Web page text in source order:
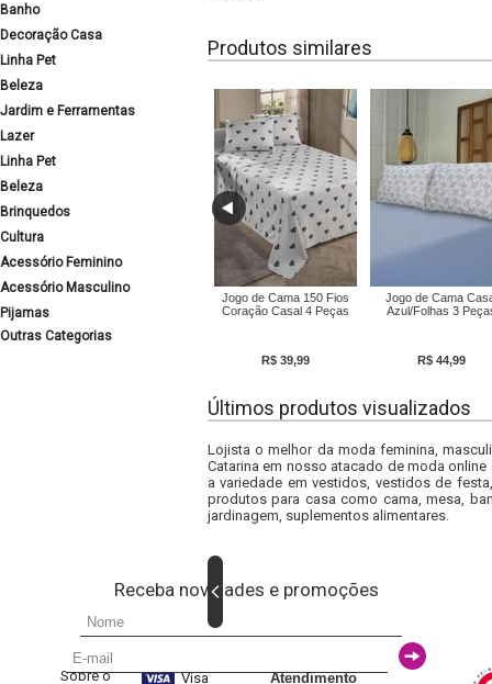
Banho
Decoração Casa
Linha Pet
Beleza
Jardim e Ferramentas
Lazer
Linha Pet
Beleza
Brinquedos
Cultura
Acessório Feminino
Acessório Masculino
Pijamas
Outras Categorias
Produtos similares
Jogo de Cama 150 Fios
Coração Casal 4 Peças
R$ 39,99
Jogo de Cama
Azul/Folhas 3
R$ 44,99
Últimos produtos visualizados
Lojista o melhor da moda feminina,
Catarina em nosso atacado de moda
a variedade em vestidos, vestidos de
produtos para casa como cama, mesa,
jardinagem, suplementos alimentares.
Receba novidades e promoções
Sobre o
Visa
Atendimento